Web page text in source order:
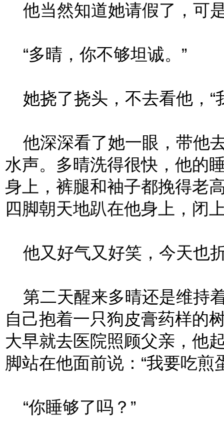
他当然知道她请假了，可
“多晴，你不够坦诚。”
她挠了挠头，不去看他，“
他深深看了她一眼，带他
水声。多晴洗得很快，他的
身上，裤腿和袖子都挽得老
四脚朝天地趴在他身上，闭
他又好气又好笑，今天也
第二天醒来多晴还是维持
自己抱着一只狗皮膏药样的
大早就去医院照顾父亲，他
脚站在他面前说：“我要吃煎
“你睡够了吗？”